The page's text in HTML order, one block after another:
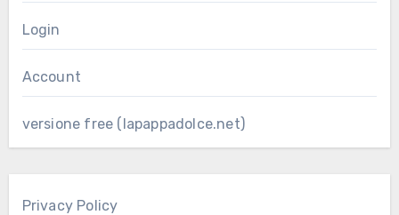
Login
Account
versione free (lapappadolce.net)
Privacy Policy